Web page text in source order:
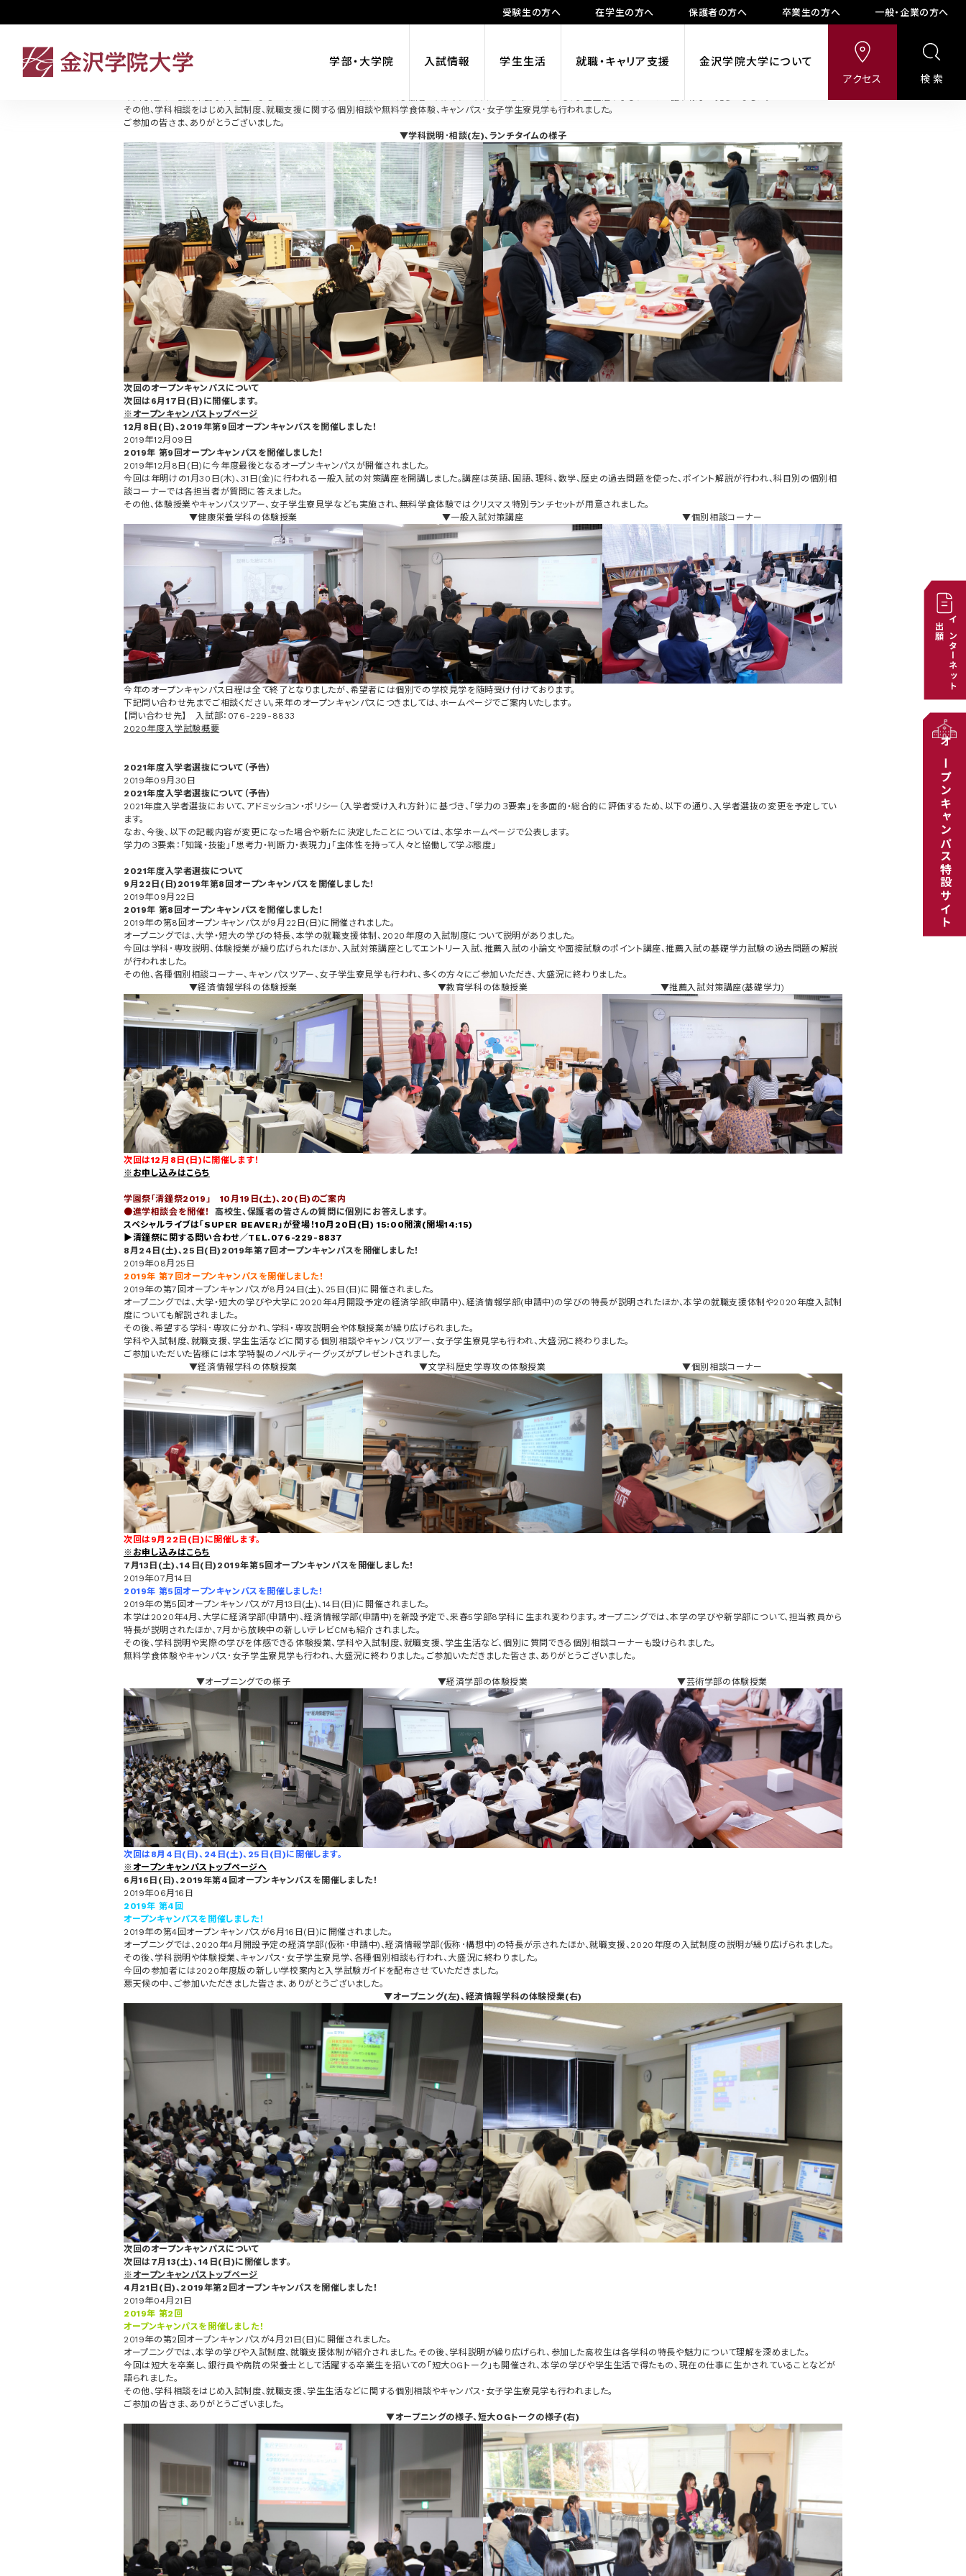
アクセス 検索
学部・大学院 入試情報 学生生活 就職・キャリア支援 金沢学院大学について
受験生の方へ 在学生の方へ 保護者の方へ 卒業生の方へ 一般・企業の方へ
オープンキャンパスを開催しました！
2018年の第3回オープンキャンパスが5月19日(土)に開催されました。
その他、学科相談をはじめ入試制度、就職支援に関する個別相談や無料学食体験、キャンパス･女子学生寮見学も行われました。
ご参加の皆さま、ありがとうございました。
▼学科説明･相談(左)、ランチタイムの様子
次回のオープンキャンパスについて
次回は6月17日(日)に開催します。
※オープンキャンパストップページ
12月8日(日)、2019年第9回オープンキャンパスを開催しました！
2019年12月09日
2019年 第9回オープンキャンパスを開催しました！
2019年12月8日(日)に今年度最後となるオープンキャンパスが開催されました。
今回は年明けの1月30日(木)、31日(金)に行われる一般入試の対策講座を開講しました。講座は英語、国語、理科、数学、歴史の過去問題を使った、ポイント解説が行われ、科目別の個別相
談コーナーでは各担当者が質問に答えました。
その他、体験授業やキャンパスツアー、女子学生寮見学なども実施され、無料学食体験ではクリスマス特別ランチセットが用意されました。
▼健康栄養学科の体験授業
▼一般入試対策講座 ▼個別相談コーナー
今年のオープンキャンパス日程は全て終了となりましたが、希望者には個別での学校見学を随時受け付けております。
下記問い合わせ先までご相談ください。来年のオープンキャンパスにつきましては、ホームページでご案内いたします。
【問い合わせ先】 入試部：076-229-8833
2020年度入学試験概要
2021年度入学者選抜について（予告）
2019年09月30日
2021年度入学者選抜について（予告）
2021年度入学者選抜において、アドミッション・ポリシー（入学者受け入れ方針）に基づき、「学力の３要素」を多面的・総合的に評価するため、以下の通り、入学者選抜の変更を予定してい
ます。
なお、今後、以下の記載内容が変更になった場合や新たに決定したことについては、本学ホームページで公表します。
学力の３要素：「知識・技能」「思考力・判断力・表現力」「主体性を持って人々と協働して学ぶ態度」
2021年度入学者選抜について
9月22日(日)2019年第8回オープンキャンパスを開催しました！
2019年09月22日
2019年 第8回オープンキャンパスを開催しました！
2019年の第8回オープンキャンパスが9月22日(日)に開催されました。
オープニングでは、大学・短大の学びの特長、本学の就職支援体制、2020年度の入試制度について説明がありました。
今回は学科･専攻説明、体験授業が繰り広げられたほか、入試対策講座としてエントリー入試、推薦入試の小論文や面接試験のポイント講座、推薦入試の基礎学力試験の過去問題の解説
が行われました。
その他、各種個別相談コーナー、キャンパスツアー、女子学生寮見学も行われ、多くの方々にご参加いただき、大盛況に終わりました。
▼経済情報学科の体験授業
▼教育学科の体験授業 ▼推薦入試対策講座(基礎学力)
次回は12月8日(日)に開催します！
※お申し込みはこらち
学園祭「清鐘祭2019」 10月19日(土)、20(日)のご案内
●進学相談会を開催！高校生、保護者の皆さんの質問に個別にお答えします。
スペシャルライブは「SUPER BEAVER」が登場！10月20日(日) 15:00開演(開場14:15)
▶清鐘祭に関する問い合わせ／TEL.076-229-8837
8月24日(土)、25日(日)2019年第7回オープンキャンパスを開催しました！
2019年08月25日
2019年 第7回オープンキャンパスを開催しました！
2019年の第7回オープンキャンパスが8月24日(土)、25日(日)に開催されました。
オープニングでは、大学・短大の学びや大学に2020年4月開設予定の経済学部(申請中)、経済情報学部(申請中)の学びの特長が説明されたほか、本学の就職支援体制や2020年度入試制
度についても解説されました。
その後、希望する学科･専攻に分かれ、学科・専攻説明会や体験授業が繰り広げられました。
学科や入試制度、就職支援、学生生活などに関する個別相談やキャンパスツアー、女子学生寮見学も行われ、大盛況に終わりました。
ご参加いただいた皆様には本学特製のノベルティーグッズがプレゼントされました。
▼経済情報学科の体験授業
▼文学科歴史学専攻の体験授業 ▼個別相談コーナー
次回は9月22日(日)に開催します。
※お申し込みはこらち
7月13日(土)、14日(日)2019年第5回オープンキャンパスを開催しました！
2019年07月14日
2019年 第5回オープンキャンパスを開催しました！
2019年の第5回オープンキャンパスが7月13日(土)、14日(日)に開催されました。
本学は2020年4月、大学に経済学部(申請中)、経済情報学部(申請中)を新設予定で、来春5学部8学科に生まれ変わります。オープニングでは、本学の学びや新学部について、担当教員から
特長が説明されたほか、7月から放映中の新しいテレビCMも紹介されました。
その後、学科説明や実際の学びを体感できる体験授業、学科や入試制度、就職支援、学生生活など、個別に質問できる個別相談コーナーも設けられました。
無料学食体験やキャンパス･女子学生寮見学も行われ、大盛況に終わりました。ご参加いただきました皆さま、ありがとうございました。
▼オープニングでの様子 ▼経済学部の体験授業 ▼芸術学部の体験授業
次回は8月4日(日)、24日(土)、25日(日)に開催します。
※オープンキャンパストップページへ
6月16日(日)、2019年第4回オープンキャンパスを開催しました！
2019年06月16日
2019年 第4回
オープンキャンパスを開催しました！
2019年の第4回オープンキャンパスが6月16日(日)に開催されました。
オープニングでは、2020年4月開設予定の経済学部(仮称･申請中)、経済情報学部(仮称･構想中)の特長が示されたほか、就職支援、2020年度の入試制度の説明が繰り広げられました。
その後、学科説明や体験授業、キャンパス･女子学生寮見学、各種個別相談も行われ、大盛況に終わりました。
今回の参加者には2020年度版の新しい学校案内と入学試験ガイドを配布させていただきました。
悪天候の中、ご参加いただきました皆さま、ありがとうございました。
▼オープニング(左)、経済情報学科の体験授業(右)
次回のオープンキャンパスについて
次回は7月13(土)、14日(日)に開催します。
※オープンキャンパストップページ
4月21日(日)、2019年第2回オープンキャンパスを開催しました！
2019年04月21日
2019年 第2回
オープンキャンパスを開催しました！
2019年の第2回オープンキャンパスが4月21日(日)に開催されました。
オープニングでは、本学の学びや入試制度、就職支援体制が紹介されました。その後、学科説明が繰り広げられ、参加した高校生は各学科の特長や魅力について理解を深めました。
今回は短大を卒業し、銀行員や病院の栄養士として活躍する卒業生を招いての「短大OGトーク」も開催され、本学の学びや学生生活で得たもの、現在の仕事に生かされていることなどが
語られました。
その他、学科相談をはじめ入試制度、就職支援、学生生活などに関する個別相談やキャンパス･女子学生寮見学も行われました。
ご参加の皆さま、ありがとうございました。
▼オープニングの様子、短大OGトークの様子(右)
インターネット
出願
オープンキャンパス特設サイト